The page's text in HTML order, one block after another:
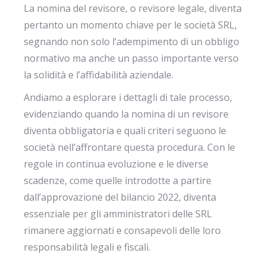
La nomina del revisore, o revisore legale, diventa
pertanto un momento chiave per le società SRL,
segnando non solo l’adempimento di un obbligo
normativo ma anche un passo importante verso
la solidità e l’affidabilità aziendale.
Andiamo a esplorare i dettagli di tale processo,
evidenziando quando la nomina di un revisore
diventa obbligatoria e quali criteri seguono le
società nell’affrontare questa procedura. Con le
regole in continua evoluzione e le diverse
scadenze, come quelle introdotte a partire
dall’approvazione del bilancio 2022, diventa
essenziale per gli amministratori delle SRL
rimanere aggiornati e consapevoli delle loro
responsabilità legali e fiscali.